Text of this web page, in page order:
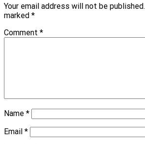
Your email address will not be published.
marked *
Comment *
Name *
Email *